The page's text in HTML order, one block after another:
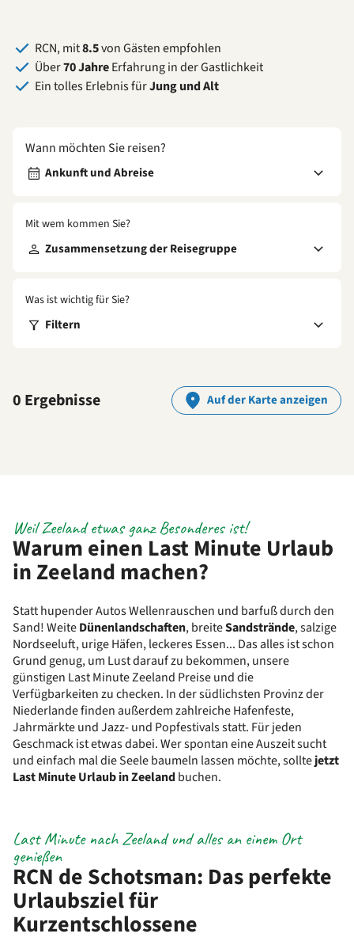
RCN, mit8.5von Gästen empfohlen
Über70 JahreErfahrung in der Gastlichkeit
Ein tolles Erlebnis fürJung und Alt
Wann möchten Sie reisen?
Ankunft und Abreise
Mit wem kommen Sie?
Zusammensetzung der Reisegruppe
Was ist wichtig für Sie?
Filtern
0 Ergebnisse Auf der Karte anzeigen
Warum einen Last Minute Urlaub
in Zeeland machen?
Weil Zeeland etwas ganz Besonderes ist!
Statt hupender Autos Wellenrauschen und barfuß durch den
Sand! WeiteDünenlandschaften, breiteSandstrände, salzige
Nordseeluft, urige Häfen, leckeres Essen... Das alles ist schon
Grund genug, um Lust darauf zu bekommen, unsere
günstigen Last Minute Zeeland Preise und die
Verfügbarkeiten zu checken. In der südlichsten Provinz der
Niederlande finden außerdem zahlreiche Hafenfeste,
Jahrmärkte und Jazz- und Popfestivals statt. Für jeden
Geschmack ist etwas dabei. Wer spontan eine Auszeit sucht
und einfach mal die Seele baumeln lassen möchte, solltejetzt
Last Minute Urlaub in Zeelandbuchen.
RCN de Schotsman: Das perfekte
Urlaubsziel für
Kurzentschlossene
Last Minute nach Zeeland und alles an einem Ort
genießen